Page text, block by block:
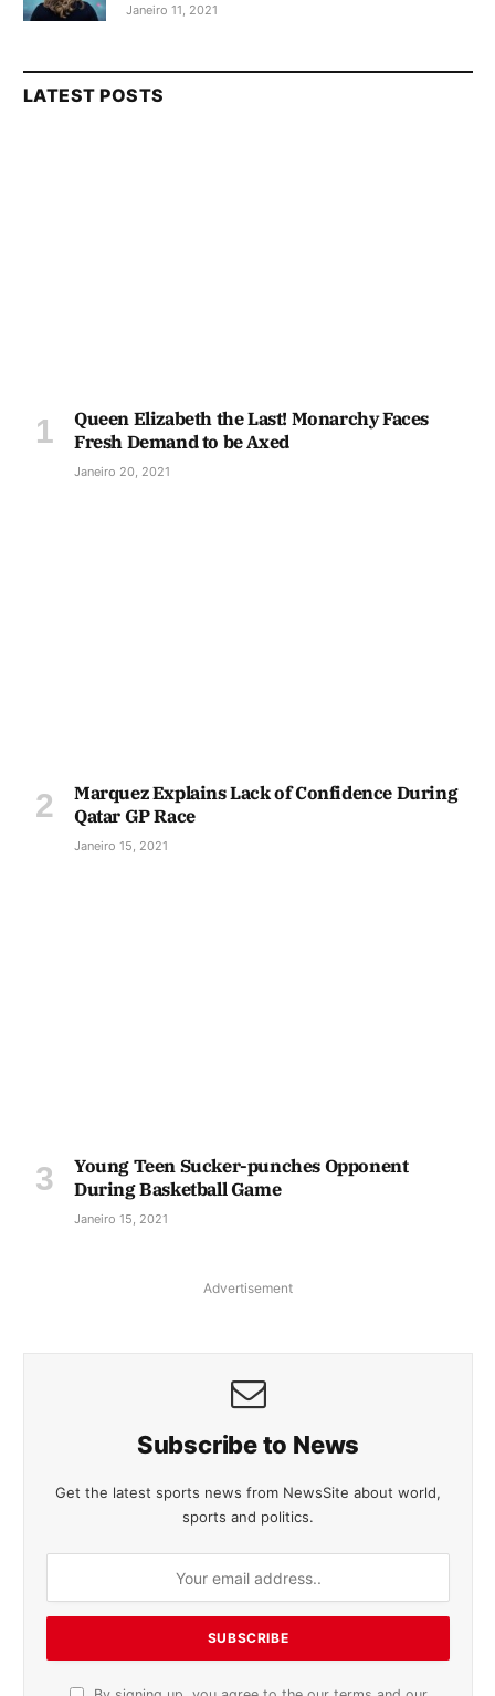
Janeiro 11, 2021
LATEST POSTS
Queen Elizabeth the Last! Monarchy Faces
Fresh Demand to be Axed
Janeiro 20, 2021
Marquez Explains Lack of Confidence During
Qatar GP Race
Janeiro 15, 2021
Young Teen Sucker-punches Opponent
During Basketball Game
Janeiro 15, 2021
Advertisement
Subscribe to News
Get the latest sports news from NewsSite about world,
sports and politics.